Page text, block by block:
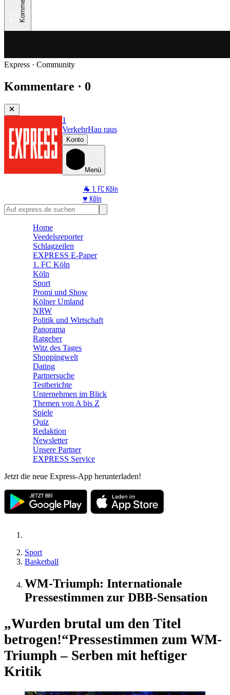
Express · Community
Kommentare · 0
1
VerkehrHau raus
Konto
Menü
🐐 1. FC Köln
♥️ Köln
⭐ Promi
🛒 Shoppingwelt
Home
Veedelsreporter
Schlagzeilen
EXPRESS E-Paper
1. FC Köln
Köln
Sport
Promi und Show
Kölner Umland
NRW
Politik und Wirtschaft
Panorama
Ratgeber
Witz des Tages
Shoppingwelt
Dating
Partnersuche
Testberichte
Unternehmen im Blick
Themen von A bis Z
Spiele
Quiz
Redaktion
Newsletter
Unsere Partner
EXPRESS Service
Jetzt die neue Express-App herunterladen!
Sport
Basketball
WM-Triumph: Internationale
Pressestimmen zur DBB-Sensation
„Wurden brutal um den Titel
betrogen!“Pressestimmen zum WM-
Triumph – Serben mit heftiger
Kritik